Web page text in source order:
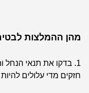
מהן ההמלצות
1. בדקו את תנאי הנחל
חזקים מדי עלולים